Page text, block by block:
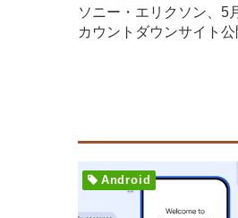
ソニー・エリクソン、5
カウントダウンサイト公
Android